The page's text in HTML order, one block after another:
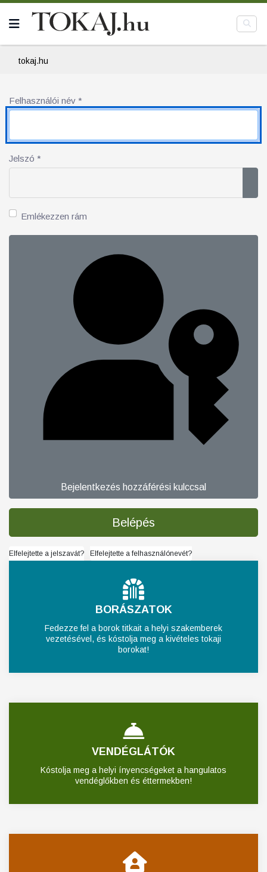
tokaj.hu
Felhasználói név *
Jelszó *
Emlékezzen rám
Bejelentkezés hozzáférési kulccsal
Belépés
Elfelejtette a jelszavát? Elfelejtette a felhasználónevét?
BORÁSZATOK
Fedezze fel a borok titkait a helyi szakemberek
vezetésével, és kóstolja meg a kivételes tokaji
borokat!
VENDÉGLÁTÓK
Kóstolja meg a helyi ínyencségeket a hangulatos
vendéglőkben és éttermekben!